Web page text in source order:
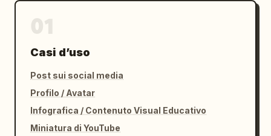
Casi d’uso
Post sui social media
Profilo / Avatar
Infografica / Contenuto Visual Educativo
Miniatura di YouTube